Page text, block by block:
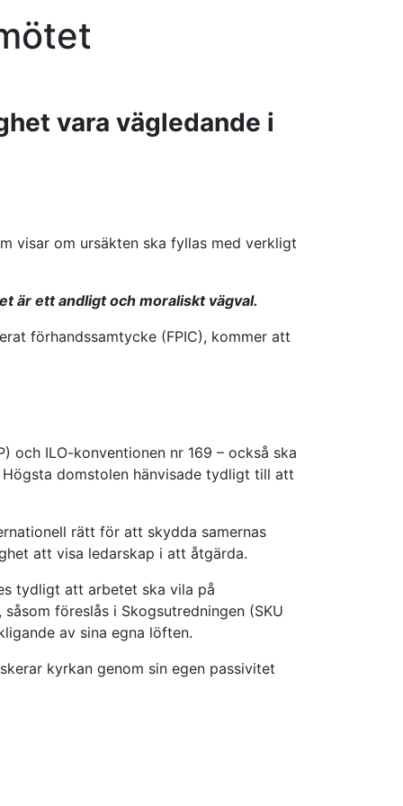
vara vägledande i
visar om ursäkten ska fyllas med verkligt
är ett andligt och moraliskt vägval.
förhandssamtycke (FPIC), kommer att
och ILO-konventionen nr 169 – också ska
domstolen hänvisade tydligt till att
rätt för att skydda samernas
att visa ledarskap i att åtgärda.
tydligt att arbetet ska vila på
föreslås i Skogsutredningen (SKU
av sina egna löften.
kyrkan genom sin egen passivitet